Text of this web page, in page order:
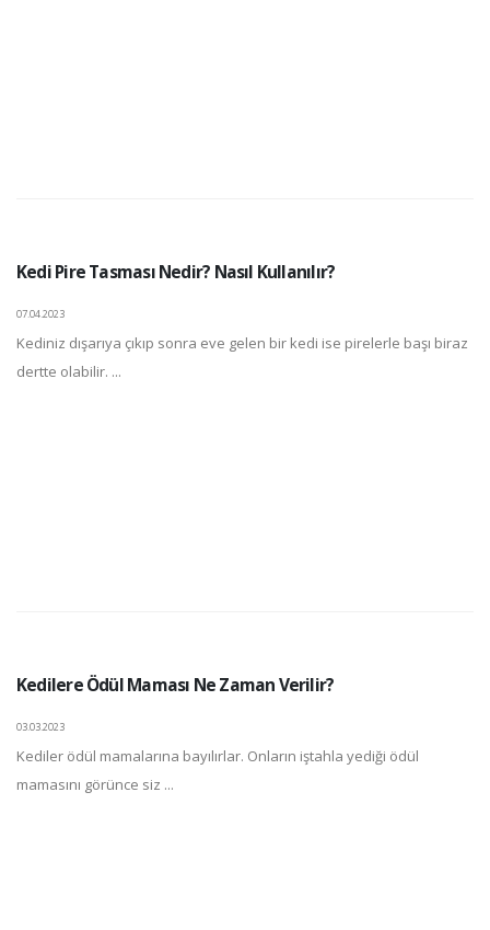
Kedi Pire Tasması Nedir? Nasıl Kullanılır?
07.04.2023
Kediniz dışarıya çıkıp sonra eve gelen bir kedi ise pirelerle başı biraz
dertte olabilir. ...
Kedilere Ödül Maması Ne Zaman Verilir?
03.03.2023
Kediler ödül mamalarına bayılırlar. Onların iştahla yediği ödül
mamasını görünce siz ...